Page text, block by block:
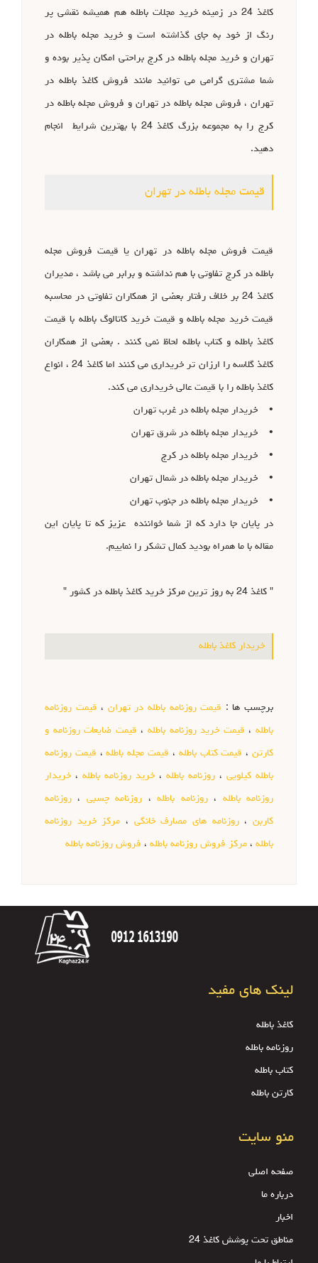
کاغذ 24 در زمینه خرید مجلات باطله هم همیشه نقشی پر
رنگ از خود به جای گذاشته است و خرید مجله باطله در
تهران و خرید مجله باطله در کرج براحتی امکان پذیر بوده و
شما مشتری گرامی می توانید مانند فروش کاغذ باطله در
تهران ، فروش مجله باطله در تهران و فروش مجله باطله در
کرج را به مجموعه بزرگ کاغذ 24 با بهترین شرایط انجام
دهید.
قیمت مجله باطله در تهران
قیمت فروش مجله باطله در تهران یا قیمت فروش مجله
باطله در کرج تفاوتی با هم نداشته و برابر می باشد ، مدیران
کاغذ 24 بر خلاف رفتار بعضی از همکاران تفاوتی در محاسبه
قیمت خرید مجله باطله و قیمت خرید کاتالوگ باطله با قیمت
کاغذ باطله و کتاب باطله لحاظ نمی کنند . بعضی از همکاران
کاغذ گلاسه را ارزان تر خریداری می کنند اما کاغذ 24 ، انواع
کاغذ باطله را با قیمت عالی خریداری می کند.
• خریدار مجله باطله در غرب تهران
• خریدار مجله باطله در شرق تهران
• خریدار مجله باطله در کرج
• خریدار مجله باطله در شمال تهران
• خریدار مجله باطله در جنوب تهران
در پایان جا دارد که از شما خواننده عزیز که تا پایان این
مقاله با ما همراه بودید کمال تشکر را نماییم.
" کاغذ 24 به روز ترین مرکز خرید کاغذ باطله در کشور "
خریدار کاغذ باطله
برچسب ها : قیمت روزنامه باطله در تهران ، قیمت روزنامه
باطله، قیمت خرید روزنامه باطله، قیمت ضایعات روزنامه و
کارتن، قیمت کتاب باطله ، قیمت مجله باطله، قیمت روزنامه
باطله کیلویی ، روزنامه باطله ، خرید روزنامه باطله ، خریدار
روزنامه باطله ،روزنامه باطله، روزنامه چسبی ، روزنامه
کاربن،روزنامه های مصارف خانگی ، مرکز خرید روزنامه
باطله ، مرکز فروش روزنامه باطله ، فروش روزنامه باطله
لینک های مفید
کاغذ باطله
روزنامه باطله
کتاب باطله
کارتن باطله
منو سایت
صفحه اصلی
درباره ما
اخبار
مناطق تحت پوشش کاغذ 24